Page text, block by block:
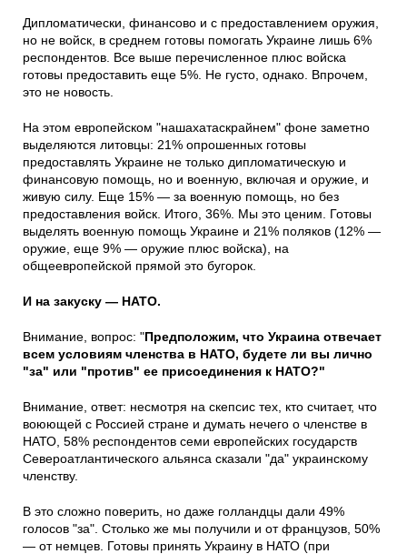
Дипломатически, финансово и с предоставлением оружия,
но не войск, в среднем готовы помогать Украине лишь 6%
респондентов. Все выше перечисленное плюс войска
готовы предоставить еще 5%. Не густо, однако. Впрочем,
это не новость.
На этом европейском "нашахатаскрайнем" фоне заметно
выделяются литовцы: 21% опрошенных готовы
предоставлять Украине не только дипломатическую и
финансовую помощь, но и военную, включая и оружие, и
живую силу. Еще 15% — за военную помощь, но без
предоставления войск. Итого, 36%. Мы это ценим. Готовы
выделять военную помощь Украине и 21% поляков (12% —
оружие, еще 9% — оружие плюс войска), на
общеевропейской прямой это бугорок.
И на закуску — НАТО.
Внимание, вопрос: "Предположим, что Украина отвечает
всем условиям членства в НАТО, будете ли вы лично
"за" или "против" ее присоединения к НАТО?"
Внимание, ответ: несмотря на скепсис тех, кто считает, что
воюющей с Россией стране и думать нечего о членстве в
НАТО, 58% респондентов семи европейских государств
Североатлантического альянса сказали "да" украинскому
членству.
В это сложно поверить, но даже голландцы дали 49%
голосов "за". Столько же мы получили и от французов, 50%
— от немцев. Готовы принять Украину в НАТО (при